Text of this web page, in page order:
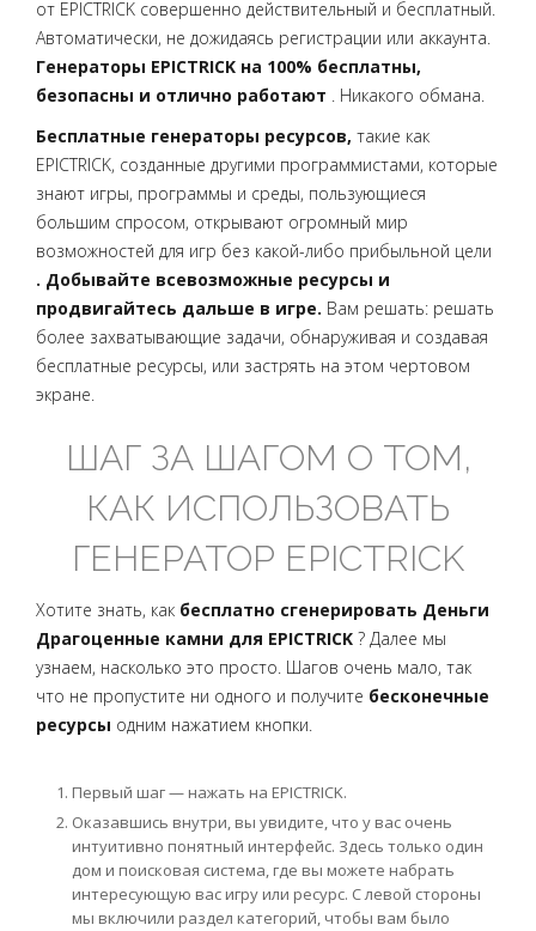
от EPICTRICK совершенно действительный и бесплатный.
Автоматически, не дожидаясь регистрации или аккаунта.
Генераторы EPICTRICK на 100% бесплатны,
безопасны и отлично работают . Никакого обмана.
Бесплатные генераторы ресурсов, такие как
EPICTRICK, созданные другими программистами, которые
знают игры, программы и среды, пользующиеся
большим спросом, открывают огромный мир
возможностей для игр без какой-либо прибыльной цели
. Добывайте всевозможные ресурсы и
продвигайтесь дальше в игре. Вам решать: решать
более захватывающие задачи, обнаруживая и создавая
бесплатные ресурсы, или застрять на этом чертовом
экране.
ШАГ ЗА ШАГОМ О ТОМ,
КАК ИСПОЛЬЗОВАТЬ
ГЕНЕРАТОР EPICTRICK
Хотите знать, как бесплатно сгенерировать Деньги
Драгоценные камни для EPICTRICK ? Далее мы
узнаем, насколько это просто. Шагов очень мало, так
что не пропустите ни одного и получите бесконечные
ресурсы одним нажатием кнопки.
Первый шаг — нажать на EPICTRICK.
Оказавшись внутри, вы увидите, что у вас очень
интуитивно понятный интерфейс. Здесь только один
дом и поисковая система, где вы можете набрать
интересующую вас игру или ресурс. С левой стороны
мы включили раздел категорий, чтобы вам было